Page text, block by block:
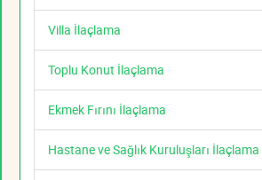
Villa İlaçlama
Toplu Konut İlaçlama
Ekmek Fırını İlaçlama
Hastane ve Sağlık Kuruluşları İlaçlama